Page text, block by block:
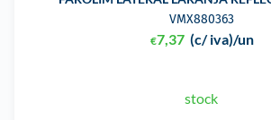
VMX880363
€7,37 (c/ iva)/un
stock